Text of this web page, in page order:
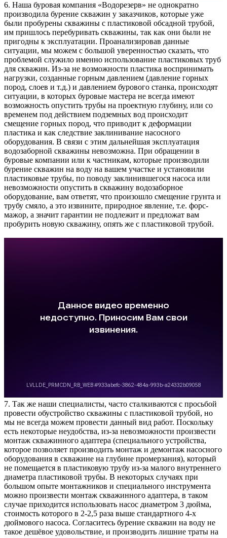
6. Наша буровая компания «Водорезерв» не однократно
производила бурение скважин у заказчиков, которые уже
были пробурены скважины с пластиковой обсадной трубой,
им пришлось перебуривать скважины, так как они были не
пригодны к эксплуатации. Проанализировав данные
ситуации, мы можем с большой уверенностью сказать, что
проблемой служило именно использование пластиковых труб
для скважин. Из-за не возможности пластика воспринимать
нагрузки, созданные горным давлением (давление горных
пород, слоев и т.д.) и давлением бурового станка, происходят
ситуации, в которых буровые мастера не всегда имеют
возможность опустить трубы на проектную глубину, или со
временем под действием подземных вод происходит
смещение горных пород, что приводит к деформации
пластика и как следствие заклинивание насосного
оборудования. В связи с этим дальнейшая эксплуатация
водозаборной скважины невозможна. При обращении в
буровые компании или к частникам, которые производили
бурение скважин на воду на вашем участке и установили
пластиковые трубы, по поводу заклинившегося насоса или
невозможности опустить в скважину водозаборное
оборудование, вам ответят, что произошло смещение грунта и
трубу смяло, а это извините, природное явление, т.е. форс-
мажор, а значит гарантии не подлежит и предложат вам
пробурить новую скважину, опять же с пластиковой трубой.
7. Так же наши специалисты, часто сталкиваются с просьбой
провести обустройство скважины с пластиковой трубой, но
мы не всегда можем провести данный вид работ. Поскольку
есть некоторые неудобства, из-за невозможности произвести
монтаж скважинного адаптера (специального устройства,
которое позволяет производить монтаж и демонтаж насосного
оборудования в скважине на глубине промерзания), который
не помещается в пластиковую трубу из-за малого внутреннего
диаметра пластиковой трубы. В некоторых случаях при
большом опыте монтажников и специального инструмента
можно произвести монтаж скважинного адаптера, в таком
случае приходится использовать насос диаметром 3 дюйма,
стоимость которого в 2-2,5 раза выше стандартного 4-х
дюймового насоса. Согласитесь бурение скважин на воду не
такое дешёвое удовольствие, и производить лишние траты на